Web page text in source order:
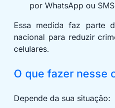
por WhatsApp ou SMS
Essa medida faz parte
nacional para reduzir
celulares.
O que fazer nesse
Depende da sua situação: